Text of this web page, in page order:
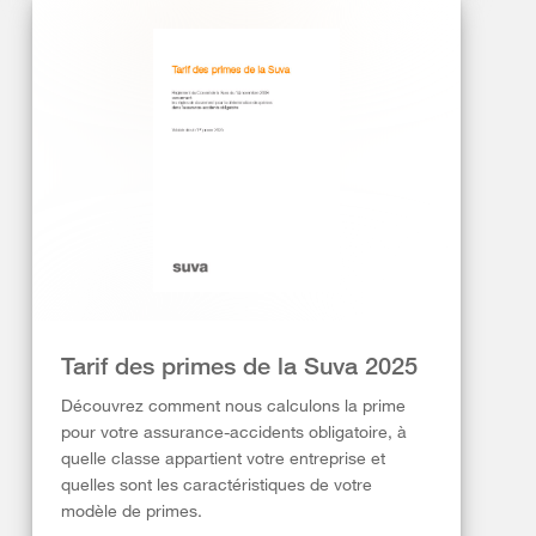
Tarif des primes de la Suva 2025
Découvrez comment nous calculons la prime
pour votre assurance-accidents obligatoire, à
quelle classe appartient votre entreprise et
quelles sont les caractéristiques de votre
modèle de primes.